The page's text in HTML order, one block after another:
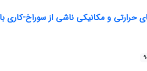
حرارتی و مکانیکی ناشی از سوراخ-کاری